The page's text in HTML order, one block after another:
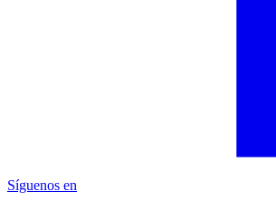
Síguenos en